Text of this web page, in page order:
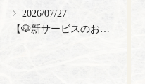
2026/07/27